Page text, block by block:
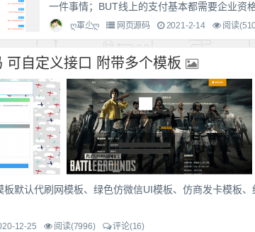
一件事情；BUT线上的支付基本都需要企业资
ღ軍尐ღ 网页源码 2021-2-14 阅读
可自定义接口 附带多个模板
板默认代刷网模板、绿色仿微信UI模板、仿商发卡模板
12-25 阅读(7996) 评论(16)